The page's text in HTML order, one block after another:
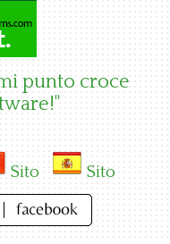
punto croce
Sito Sito